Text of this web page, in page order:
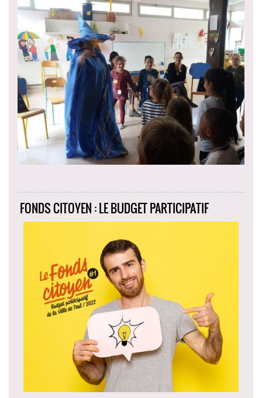
FONDS CITOYEN : LE BUDGET PARTICIPATIF